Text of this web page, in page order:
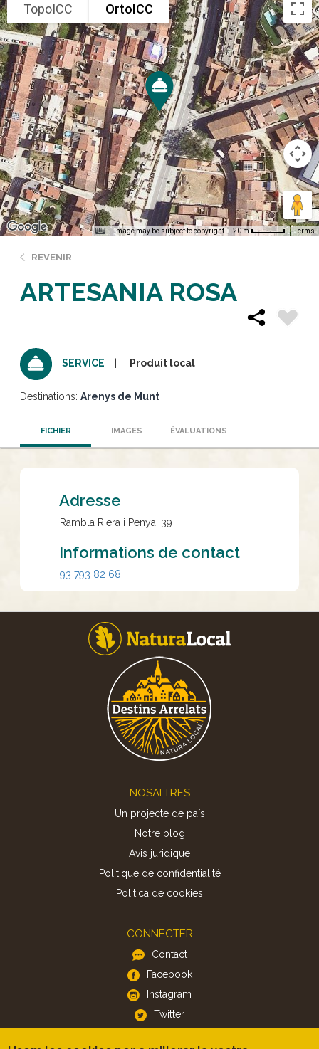
TopoICC OrtoICC
Image may be subject to copyright 20 m Terms
REVENIR
ARTESANIA ROSA
SERVICE Produit local
Destinations: Arenys de Munt
FICHIER IMAGES ÉVALUATIONS
Adresse
Rambla Riera i Penya, 39
Informations de contact
93 793 82 68
NOSALTRES
Un projecte de país
Notre blog
Avis juridique
Politique de confidentialité
Politica de cookies
CONNECTER
Contact
Facebook
Instagram
Twitter